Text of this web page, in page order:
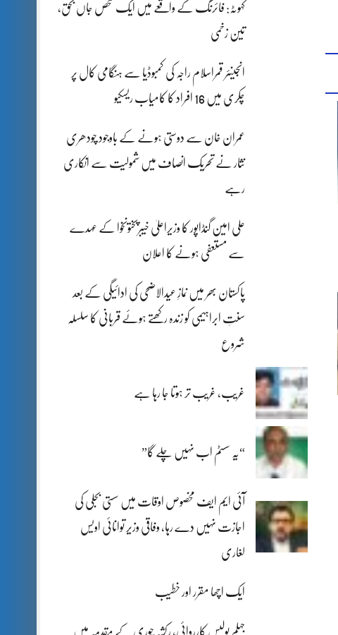
کہوٹہ: فائرنگ کے واقعے میں ایک شخص جاں بحق،
تین زخمی
انجینئر قمراسلام راجہ کی کمبوڈیا سے ہنگامی کال پر
چکری میں 16 افراد کا کامیاب ریسکیو
عمران خان سے دوستی ہونے کے باوجود چودھری
نثار نے تحریک انصاف میں شمولیت سے انکاری
رہے
علی امین گنڈاپور کا وزیراعلیٰ خیبرپختونخوا کے عہدے
سے مستعفی ہونے کا اعلان
پاکستان بھر میں نمازِ عیدالاضحی کی ادائیگی کے بعد
سنتِ ابراہیمی کو زندہ رکھتے ہوئے قربانی کا سلسلہ
شروع
غریب، غریب تر ہوتا جا رہا ہے
“یہ سسٹم اب نہیں چلے گا”
آئی ایم ایف مخصوص اوقات میں سستی بجلی کی
اجازت نہیں دے رہا، وفاقی وزیر توانائی اویس
لغاری
ایک اچھا مقرر اور خطیب
جہلم پولیس کارروائی، رکشہ چوری کے مقدمہ میں